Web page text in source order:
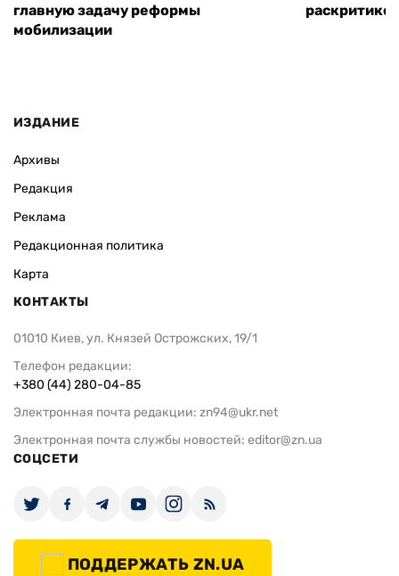
главную задачу реформы
мобилизации
ИЗДАНИЕ
Архивы
Редакция
Реклама
Редакционная политика
Карта
КОНТАКТЫ
01010 Киев, ул. Князей Острожских, 19/1
Телефон редакции:
+380 (44) 280-04-85
Электронная почта редакции: zn94@ukr.net
Электронная почта службы новостей: editor@zn.ua
СОЦСЕТИ
ПОДДЕРЖАТЬ ZN.UA